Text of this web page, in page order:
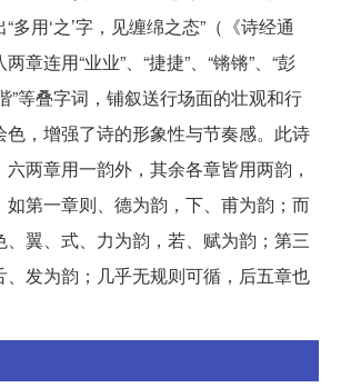
多用‘之’字，见缠绵之态”（《诗经通
章连用“业业”、“捷捷”、“锵锵”、“彭
”等叠字词，铺叙送行场面的壮观和行
色，增强了诗的形象性与节奏感。此诗
两章用一韵外，其余各章皆用两韵，
如第一章则、德为韵，下、甫为韵；而
翼、式、力为韵，若、赋为韵；第三
、发为韵；几乎无规则可循，后五章也